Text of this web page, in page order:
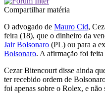
Compartilhar matéria
O advogado de Mauro Cid,
feira (18), que o dinheiro da
Jair Bolsonaro (PL) ou para a
Bolsonaro. A afirmação foi
Cezar Bitencourt disse ainda
ter recebido ordem de
foi apenas sobre o Rolex, e não